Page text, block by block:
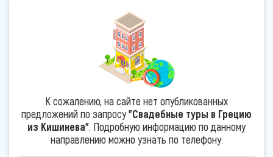
К сожалению, на сайте нет опубликованных
предложений по запросу"Свадебные туры в Грецию
из Кишинева". Подробную информацию по данному
направлению можно узнать по телефону: